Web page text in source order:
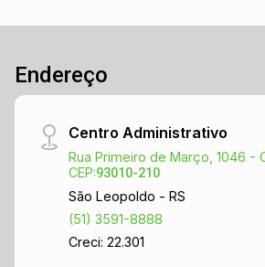
benefícios, como segurança 24
para desfrutar de momentos de
Não perca a oportunidade de
escolas e serviços. Agende uma
conhecer essa casa incrível! Não perca tempo,
essa casa pode ser o seu novo lar!
Endereço
Centro Administrativo
Rua Primeiro de Março, 1046 -
CEP:93010-210
São Leopoldo - RS
(51) 3591-8888
Creci: 22.301